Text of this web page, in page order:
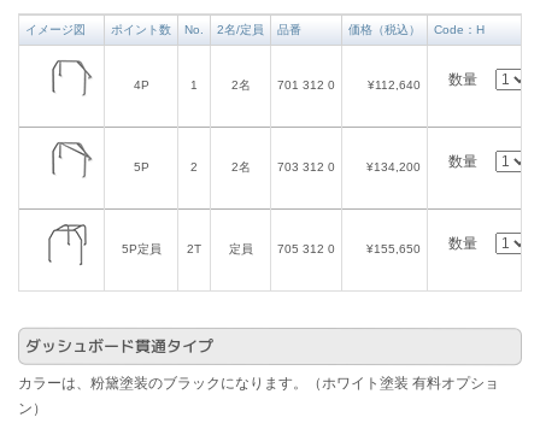
イメージ図 ポイント数 No. 2名/定員 品番 価格（税込） Code：H
4P 1 2名 701 312 0 ¥112,640 数量
5P 2 2名 703 312 0 ¥134,200 数量
5P定員 2T 定員 705 312 0 ¥155,650 数量
ダッシュボード貫通タイプ
カラーは、粉黛塗装のブラックになります。（ホワイト塗装 有料オプショ
ン）